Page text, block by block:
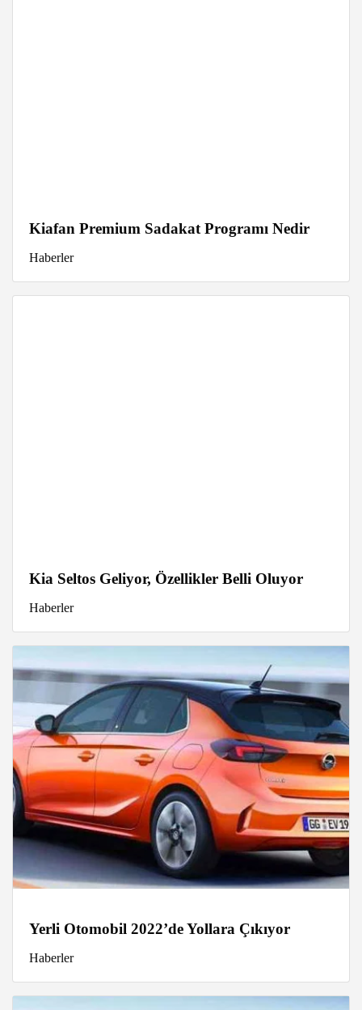
Kiafan Premium Sadakat Programı Nedir
Haberler
Kia Seltos Geliyor, Özellikler Belli Oluyor
Haberler
Yerli Otomobil 2022’de Yollara Çıkıyor
Haberler